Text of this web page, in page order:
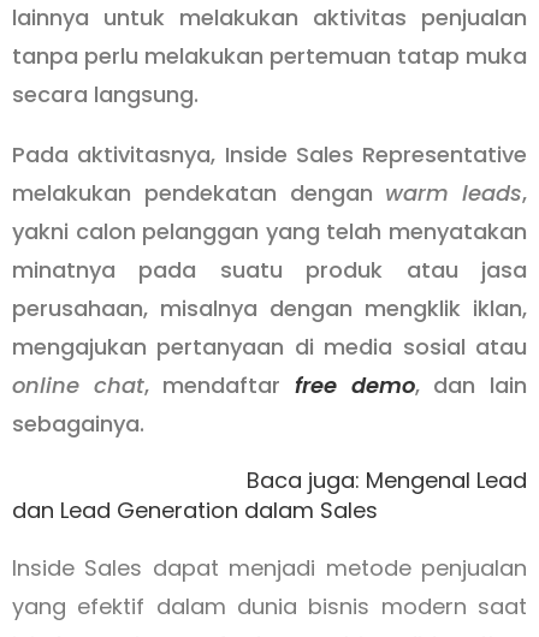
lainnya untuk melakukan aktivitas penjualan
tanpa perlu melakukan pertemuan tatap muka
secara langsung.
Pada aktivitasnya, Inside Sales Representative
melakukan pendekatan dengan warm leads,
yakni calon pelanggan yang telah menyatakan
minatnya pada suatu produk atau jasa
perusahaan, misalnya dengan mengklik iklan,
mengajukan pertanyaan di media sosial atau
online chat, mendaftarfree demo, dan lain
sebagainya.
Baca juga: Mengenal Lead
dan Lead Generation dalam Sales
Inside Sales dapat menjadi metode penjualan
yang efektif dalam dunia bisnis modern saat